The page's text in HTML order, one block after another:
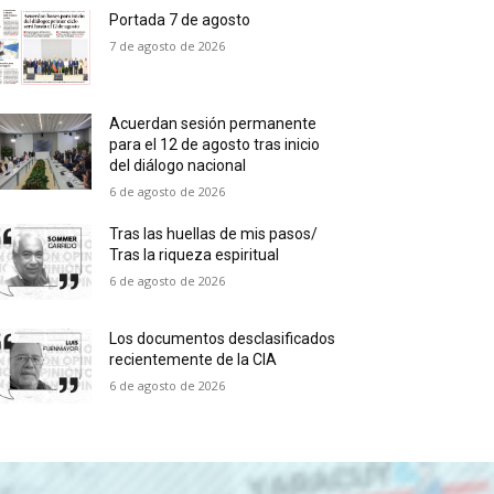
Portada 7 de agosto
7 de agosto de 2026
Acuerdan sesión permanente
para el 12 de agosto tras inicio
del diálogo nacional
6 de agosto de 2026
Tras las huellas de mis pasos/
Tras la riqueza espiritual
6 de agosto de 2026
Los documentos desclasificados
recientemente de la CIA
6 de agosto de 2026